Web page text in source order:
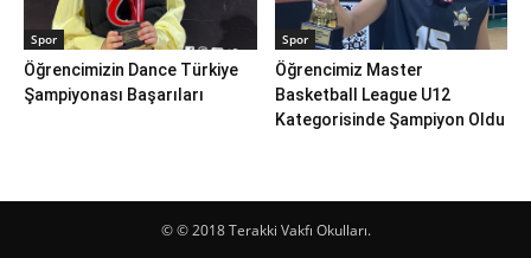
Spor
Öğrencimizin Dance Türkiye
Şampiyonası Başarıları
Spor
Öğrencimiz Master
Basketball League U12
Kategorisinde Şampiyon Oldu
© © 2018 Terakki Vakfı Okulları.